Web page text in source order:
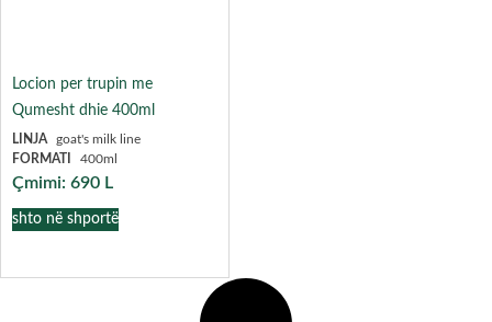
Locion per trupin me
Qumesht dhie 400ml
LINJA
goat's milk line
FORMATI
400ml
Çmimi: 690 L
shto në shportë